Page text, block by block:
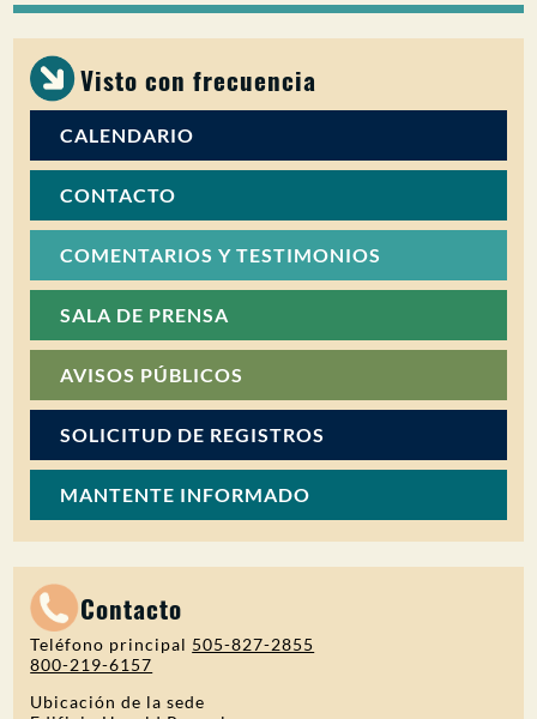
Visto con frecuencia
CALENDARIO
CONTACTO
COMENTARIOS Y TESTIMONIOS
SALA DE PRENSA
AVISOS PÚBLICOS
SOLICITUD DE REGISTROS
MANTENTE INFORMADO
Contacto
Teléfono principal 505-827-2855
800-219-6157
Ubicación de la sede